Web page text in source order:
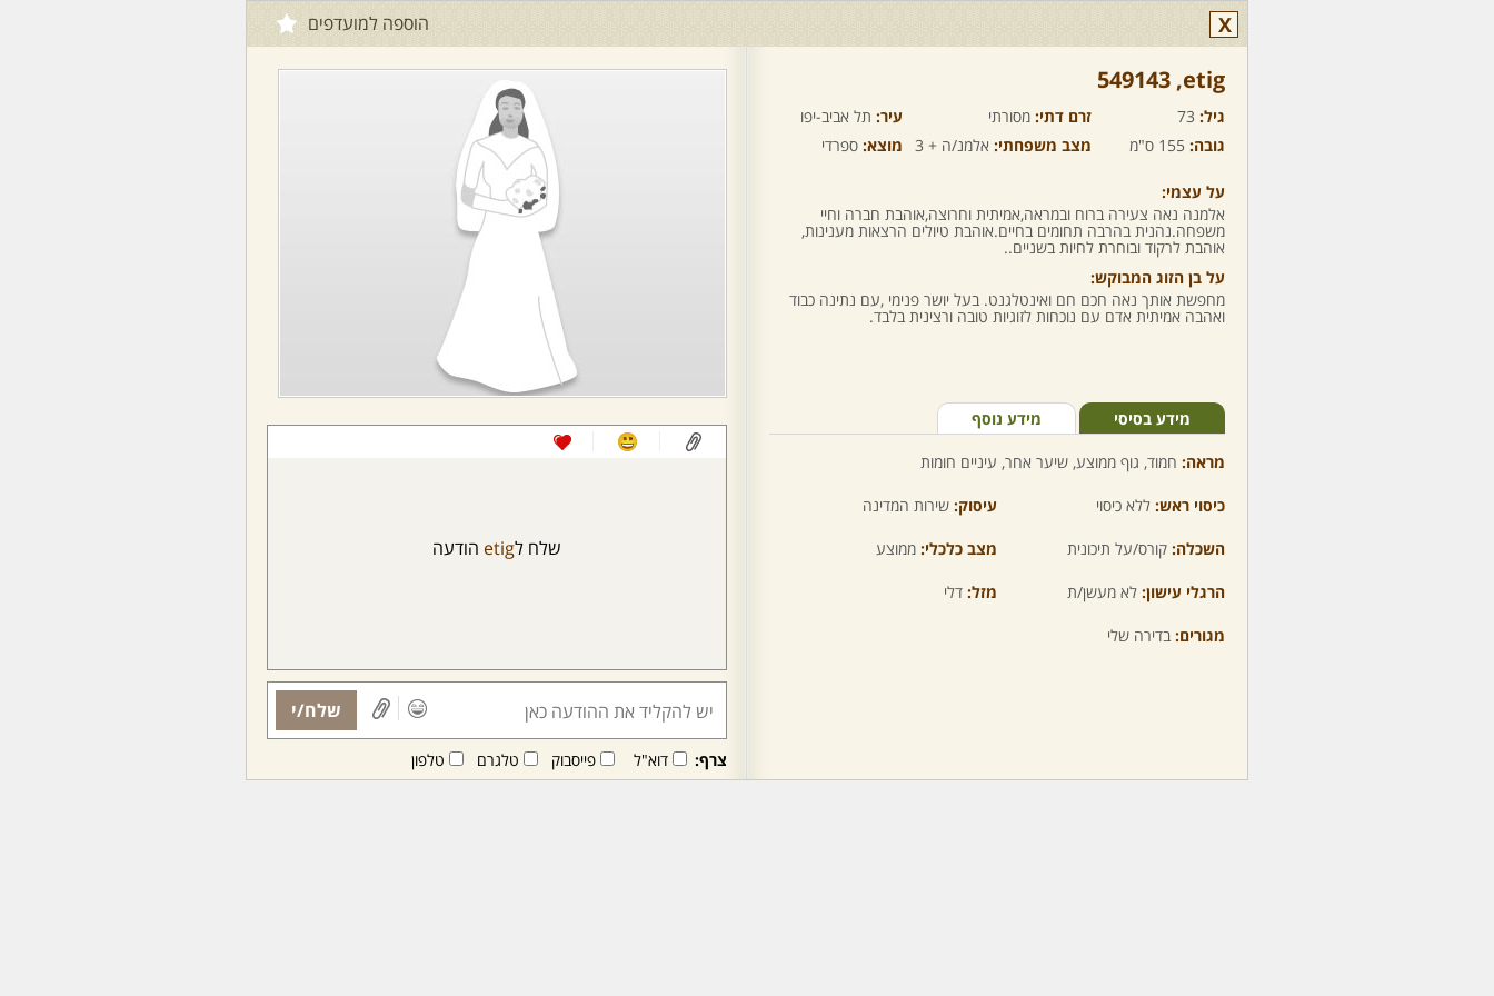
X הוספה למועדפים
etig,‏ 549143
גיל: 73 זרם דתי: מסורתי עיר: תל אביב-יפו
גובה: 155 ס"מ מצב משפחתי: אלמנ/ה + 3 מוצא: ספרדי
על עצמי:
אלמנה נאה צעירה ברוח ובמראה,אמיתית וחרוצה,אוהבת חברה וחיי
משפחה.נהנית בהרבה תחומים בחיים.אוהבת טיולים הרצאות מענינות,
אוהבת לרקוד ובוחרת לחיות בשניים..
על בן הזוג המבוקש:
מחפשת אותך נאה חכם חם ואינטלגנט. בעל יושר פנימי ,עם נתינה כבוד
ואהבה אמיתית אדם עם נוכחות לזוגיות טובה ורצינית בלבד.
מידע בסיסי מידע נוסף
מראה: חמוד, גוף ממוצע, שיער אחר, עיניים חומות
כיסוי ראש: ללא כיסוי עיסוק: שירות המדינה
השכלה: קורס/על תיכונית מצב כלכלי: ממוצע
הרגלי עישון: לא מעשן/ת מזל: דלי
מגורים: בדירה שלי
שלח לetig הודעה
שלח/י
צרף: דוא"ל פייסבוק טלגרם טלפון